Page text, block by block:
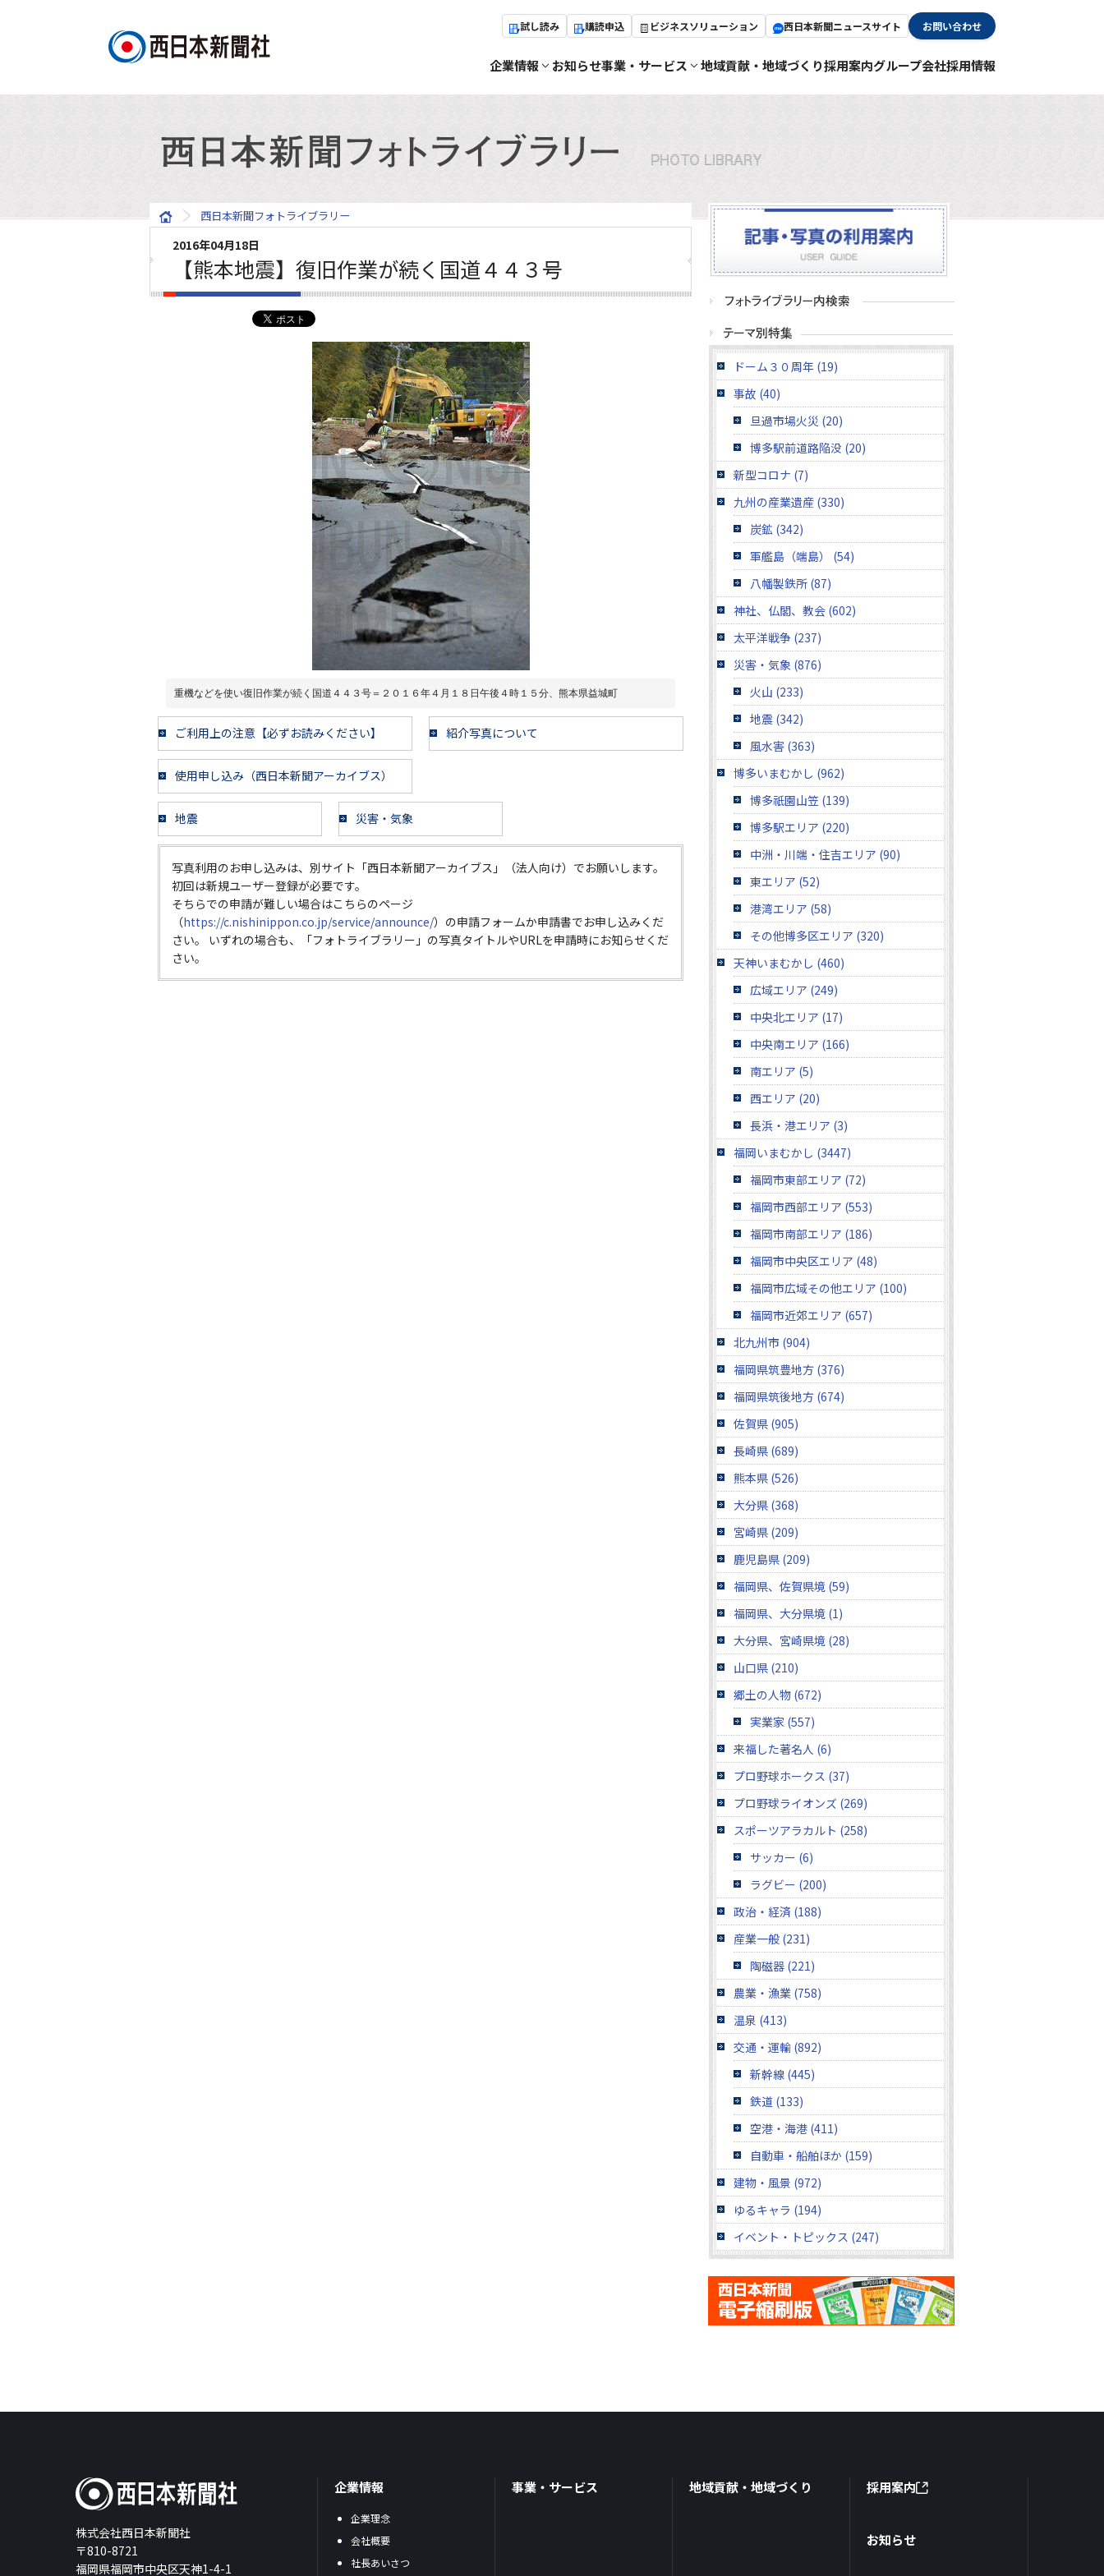
試し読み 購読申込 ビジネスソリューション 西日本新聞ニュースサイト お問い合わせ
企業情報 お知らせ事業・サービス 地域貢献・地域づくり採用案内グループ会社採用情報
西日本新聞フォトライブラリー
2016年04月18日
【熊本地震】復旧作業が続く国道４４３号
重機などを使い復旧作業が続く国道４４３号＝２０１６年４月１８日午後４時１５分、熊本県益城町
ご利用上の注意【必ずお読みください】 紹介写真について
使用申し込み（西日本新聞アーカイブス）
地震 災害・気象
写真利用のお申し込みは、別サイト「西日本新聞アーカイブス」（法人向け）でお願いします。
初回は新規ユーザー登録が必要です。
そちらでの申請が難しい場合はこちらのページ
（https://c.nishinippon.co.jp/service/announce/）の申請フォームか申請書でお申し込みくだ
さい。 いずれの場合も、「フォトライブラリー」の写真タイトルやURLを申請時にお知らせくだ
さい。
ドーム３０周年 (19)
事故 (40)
旦過市場火災 (20)
博多駅前道路陥没 (20)
新型コロナ (7)
九州の産業遺産 (330)
炭鉱 (342)
軍艦島（端島） (54)
八幡製鉄所 (87)
神社、仏閣、教会 (602)
太平洋戦争 (237)
災害・気象 (876)
火山 (233)
地震 (342)
風水害 (363)
博多いまむかし (962)
博多祇園山笠 (139)
博多駅エリア (220)
中洲・川端・住吉エリア (90)
東エリア (52)
港湾エリア (58)
その他博多区エリア (320)
天神いまむかし (460)
広域エリア (249)
中央北エリア (17)
中央南エリア (166)
南エリア (5)
西エリア (20)
長浜・港エリア (3)
福岡いまむかし (3447)
福岡市東部エリア (72)
福岡市西部エリア (553)
福岡市南部エリア (186)
福岡市中央区エリア (48)
福岡市広域その他エリア (100)
福岡市近郊エリア (657)
北九州市 (904)
福岡県筑豊地方 (376)
福岡県筑後地方 (674)
佐賀県 (905)
長崎県 (689)
熊本県 (526)
大分県 (368)
宮崎県 (209)
鹿児島県 (209)
福岡県、佐賀県境 (59)
福岡県、大分県境 (1)
大分県、宮崎県境 (28)
山口県 (210)
郷土の人物 (672)
実業家 (557)
来福した著名人 (6)
プロ野球ホークス (37)
プロ野球ライオンズ (269)
スポーツアラカルト (258)
サッカー (6)
ラグビー (200)
政治・経済 (188)
産業一般 (231)
陶磁器 (221)
農業・漁業 (758)
温泉 (413)
交通・運輸 (892)
新幹線 (445)
鉄道 (133)
空港・海港 (411)
自動車・船舶ほか (159)
建物・風景 (972)
ゆるキャラ (194)
イベント・トピックス (247)
株式会社西日本新聞社
〒810-8721
福岡県福岡市中央区天神1-4-1
企業情報
企業理念
会社概要
社長あいさつ
事業・サービス 地域貢献・地域づくり 採用案内
お知らせ